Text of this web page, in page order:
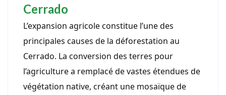
Cerrado
L’expansion agricole constitue l’une des
principales causes de la déforestation au
Cerrado. La conversion des terres pour
l’agriculture a remplacé de vastes étendues de
végétation native, créant une mosaïque de